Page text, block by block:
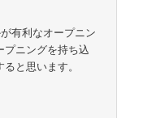
有利なオープニン
プニングを持ち込
と思います。